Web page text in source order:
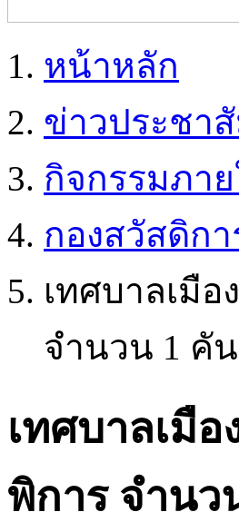
หน้าหลัก
ข่าวประชา
กิจกรรมภา
กองสวัสดิก
เทศบาลเมื
จำนวน 1 คั
เทศบาลเมื
พิการ จำนว